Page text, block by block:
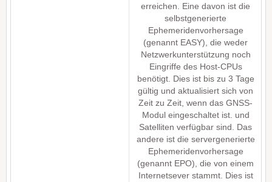
erreichen. Eine davon ist die
selbstgenerierte
Ephemeridenvorhersage
(genannt EASY), die weder
Netzwerkunterstützung noch
Eingriffe des Host-CPUs
benötigt. Dies ist bis zu 3 Tage
gültig und aktualisiert sich von
Zeit zu Zeit, wenn das GNSS-
Modul eingeschaltet ist. und
Satelliten verfügbar sind. Das
andere ist die servergenerierte
Ephemeridenvorhersage
(genannt EPO), die von einem
Internetsever stammt. Dies ist